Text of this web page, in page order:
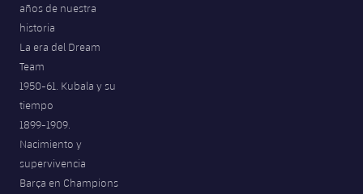
años de nuestra
historia
La era del Dream
Team
1950-61. Kubala y su
tiempo
1899-1909.
Nacimiento y
supervivencia
Barça en Champions